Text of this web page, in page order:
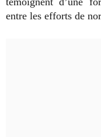
entre les efforts de